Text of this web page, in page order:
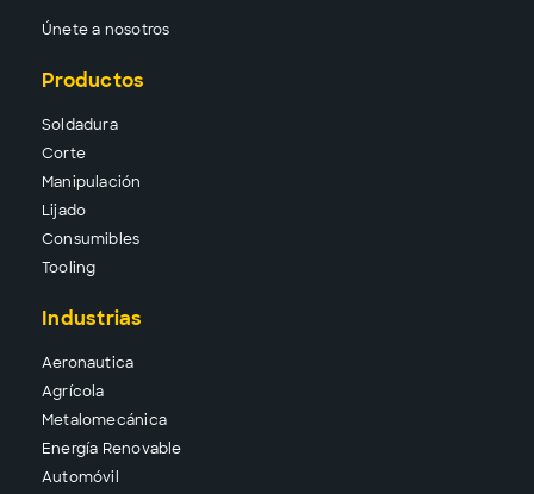
Únete a nosotros
Productos
Soldadura
Corte
Manipulación
Lijado
Consumibles
Tooling
Industrias
Aeronautica
Agrícola
Metalomecánica
Energía Renovable
Automóvil